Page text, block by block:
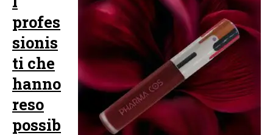
profes
sionis
ti che
hanno
reso
possib